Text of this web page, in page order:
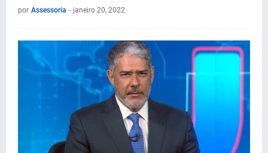
por Assessoria - janeiro 20, 2022